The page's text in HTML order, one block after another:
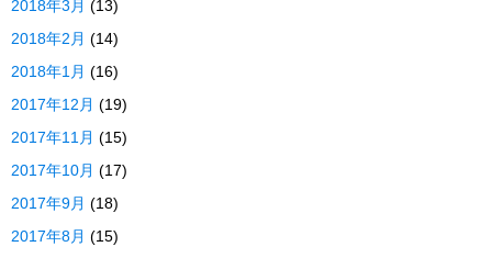
2018年3月 (13)
2018年2月 (14)
2018年1月 (16)
2017年12月 (19)
2017年11月 (15)
2017年10月 (17)
2017年9月 (18)
2017年8月 (15)